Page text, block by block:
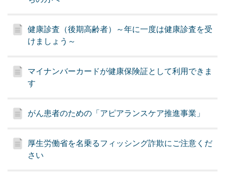
健康診査（後期高齢者）～年に一度は健康診査を受
けましょう～
マイナンバーカードが健康保険証として利用できま
す
がん患者のための「アピアランスケア推進事業」
厚生労働省を名乗るフィッシング詐欺にご注意くだ
さい